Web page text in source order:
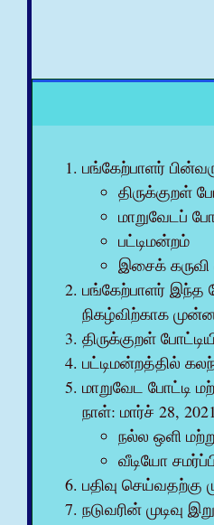
பங்கேற்பாளர்
திருக்குறள்
மாறுவேடப்
பட்டிமன்றம்
இசைக் கருவி
பங்கேற்பாளர் இந்த
நிகழ்விற்காக
திருக்குறள்
பட்டிமன்றத்தில்
மாறுவேட போட்டி
நாள்: மார்ச் 28, 2021
நல்ல ஒளி
வீடியோ
பதிவு செய்வதற்கு
நடுவரின் முடிவு